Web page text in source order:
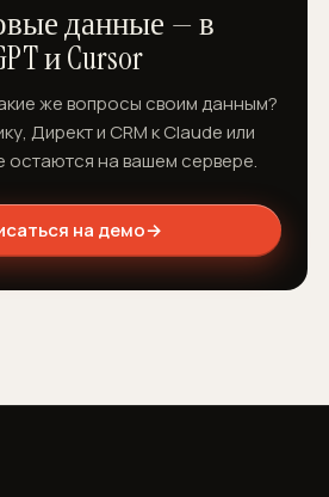
данные — в
и Cursor
же вопросы своим данным?
Директ и CRM к Claude или
остаются на вашем сервере.
на демо→